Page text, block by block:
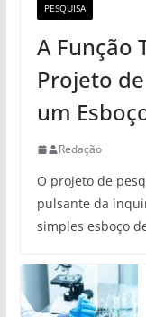
PESQUISA
A Função
Projeto
um
Redação
O projeto de
pulsante da
simples esboço